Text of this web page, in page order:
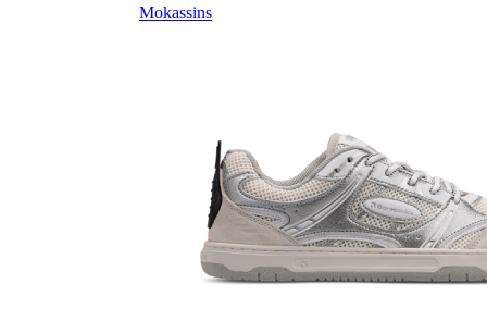
Mokassins